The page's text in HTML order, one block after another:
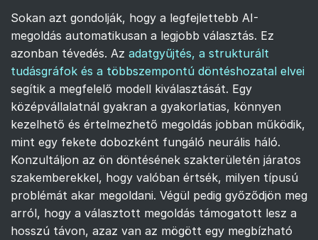
Sokan azt gondolják, hogy a legfejlettebb AI-
megoldás automatikusan a legjobb választás. Ez
azonban tévedés. Az adatgyűjtés, a strukturált
tudásgráfok és a többszempontú döntéshozatal elvei
segítik a megfelelő modell kiválasztását. Egy
középvállalatnál gyakran a gyakorlatias, könnyen
kezelhető és értelmezhető megoldás jobban működik,
mint egy fekete dobozként fungáló neurális háló.
Konzultáljon az ön döntésének szakterületén járatos
szakemberekkel, hogy valóban értsék, milyen típusú
problémát akar megoldani. Végül pedig győződjön meg
arról, hogy a választott megoldás támogatott lesz a
hosszú távon, azaz van az mögött egy megbízható